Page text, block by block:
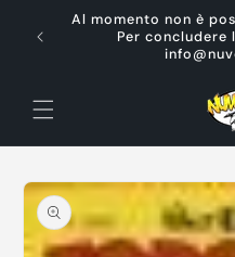
direttamente
ai contenuti
Al momento non è
Per concludere
Passa alle
informazioni
sul prodotto